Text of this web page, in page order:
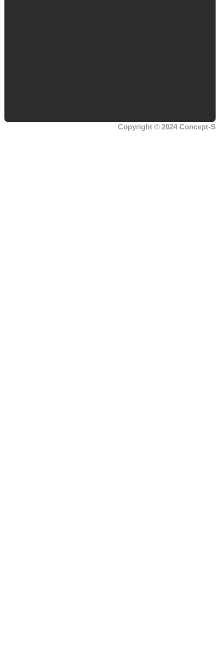
Copyright © 2024 Concept-S